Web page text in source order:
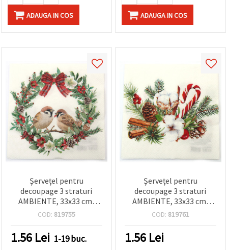
ADAUGA IN COS ADAUGA IN COS
Șervețel pentru
decoupage 3 straturi
AMBIENTE, 33x33 cm,
Vrăbii în coroniță - 1
COD: 819755
1.56 Lei 1-19 buc.
Șervețel pentru
decoupage 3 straturi
AMBIENTE, 33x33 cm,
Aranjament de Crăciun - 1
COD: 819761
1.56 Lei